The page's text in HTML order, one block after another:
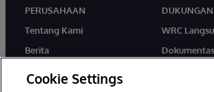
PERUSAHAAN
Tentang Kami
Berita
DUKUNGAN
WRC
Cookie Settings